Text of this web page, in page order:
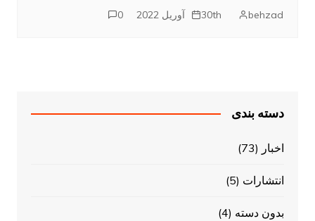
behzad 30th آوریل 2022 0
دسته بندی
اخبار (73)
انتشارات (5)
بدون دسته (4)